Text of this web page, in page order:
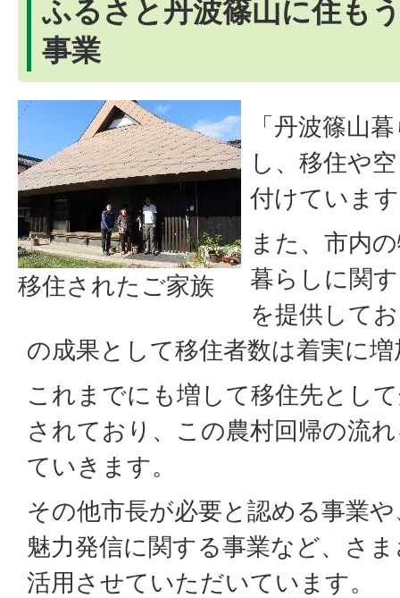
ふるさと丹波篠山に住も
事業
移住されたご家族
「丹波篠山
し、移住や
付けていま
また、市内
暮らしに関
を提供して
の成果として移住者数は着実に
これまでにも増して移住先とし
されており、この農村回帰の流
ていきます。
その他市長が必要と認める事業
魅力発信に関する事業など、さ
活用させていただいています。